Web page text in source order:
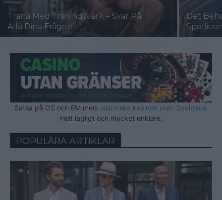
Träna Med Träningsvärk – Svar På
Alla Dina Frågor!
Det
Satsa på OS och EM med utländska kasinon utan Spelpaus.
Helt lagligt och mycket enklare.
POPULÄRA ARTIKLAR